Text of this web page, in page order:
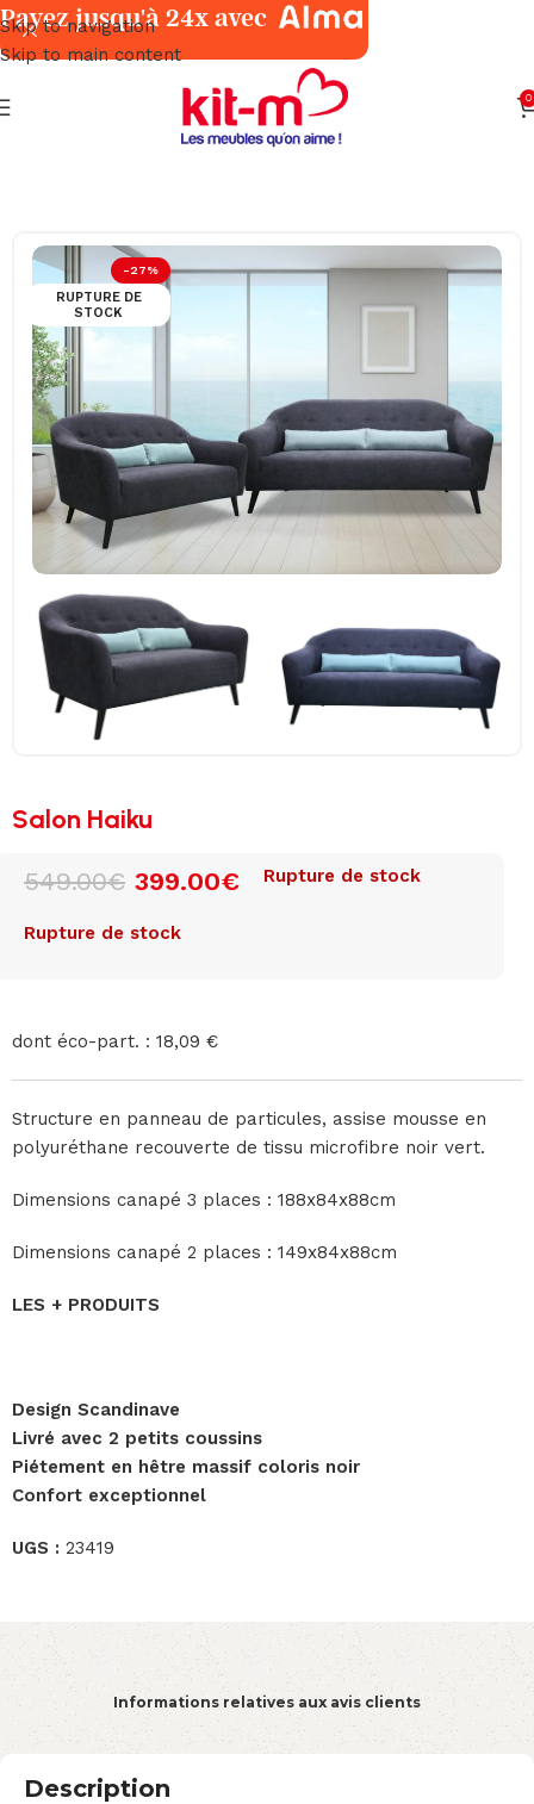
Skip to navigation
Skip to main content
0
Salons & Fauteuils Classiques
-27%
RUPTURE DE
STOCK
Salon Haiku
549.00€ 399.00€ Rupture de stock
Rupture de stock
dont éco-part. : 18,09 €
Structure en panneau de particules, assise mousse en
polyuréthane recouverte de tissu microfibre noir vert.
Dimensions canapé 3 places : 188x84x88cm
Dimensions canapé 2 places : 149x84x88cm
LES + PRODUITS
Design Scandinave
Livré avec 2 petits coussins
Piétement en hêtre massif coloris noir
Confort exceptionnel
UGS : 23419
Informations relatives aux avis clients
Description
Payez jusqu'à 24x avec